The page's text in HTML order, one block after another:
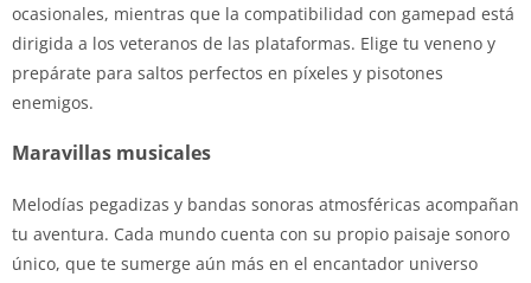
ocasionales, mientras que la compatibilidad con gamepad está
dirigida a los veteranos de las plataformas. Elige tu veneno y
prepárate para saltos perfectos en píxeles y pisotones
enemigos.
Maravillas musicales
Melodías pegadizas y bandas sonoras atmosféricas acompañan
tu aventura. Cada mundo cuenta con su propio paisaje sonoro
único, que te sumerge aún más en el encantador universo